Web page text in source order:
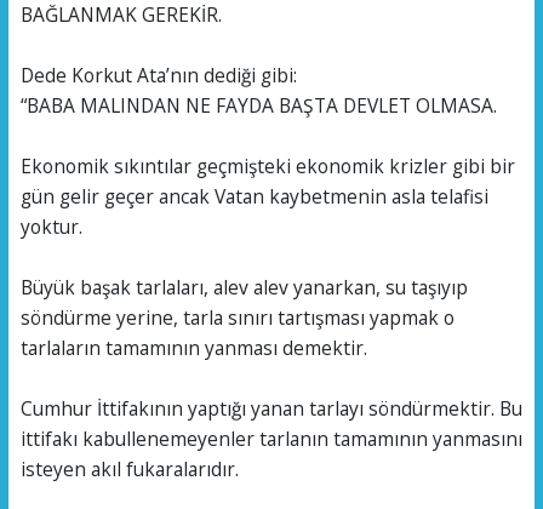
BAĞLANMAK GEREKİR.
Dede Korkut Ata’nın dediği gibi:
“BABA MALINDAN NE FAYDA BAŞTA DEVLET OLMASA.
Ekonomik sıkıntılar geçmişteki ekonomik krizler gibi bir
gün gelir geçer ancak Vatan kaybetmenin asla telafisi
yoktur.
Büyük başak tarlaları, alev alev yanarkan, su taşıyıp
söndürme yerine, tarla sınırı tartışması yapmak o
tarlaların tamamının yanması demektir.
Cumhur İttifakının yaptığı yanan tarlayı söndürmektir. Bu
ittifakı kabullenemeyenler tarlanın tamamının yanmasını
isteyen akıl fukaralarıdır.